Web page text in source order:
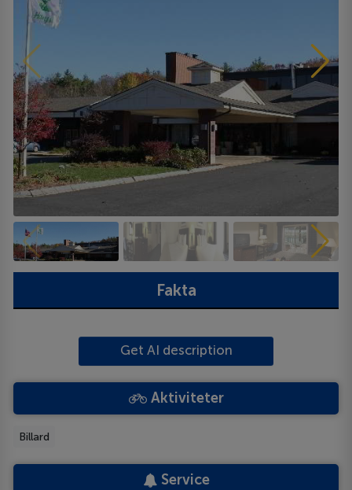
Fakta
Get AI description
Aktiviteter
Billard
Service